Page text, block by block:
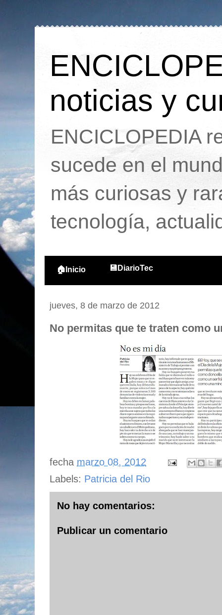
noticias y
ENCICLOPEDIA
sucede en el
más curiosas y
tecnología,
🏠Inicio 💾DiarioTec
jueves, 8 de marzo de 2012
No permitas que te traten como
fecha marzo 08, 2012
Labels: Patricia del Rio
No hay comentarios:
Publicar un comentario